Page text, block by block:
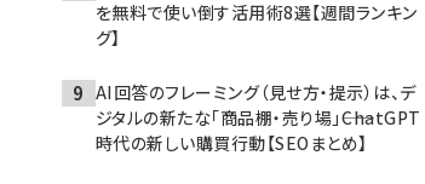
を無料で使い倒す活用術8選【週間ランキン
グ】
AI回答のフレーミング（見せ方・提示）は、デ
ジタルの新たな「商品棚・売り場」――ChatGPT
時代の新しい購買行動【SEOまとめ】